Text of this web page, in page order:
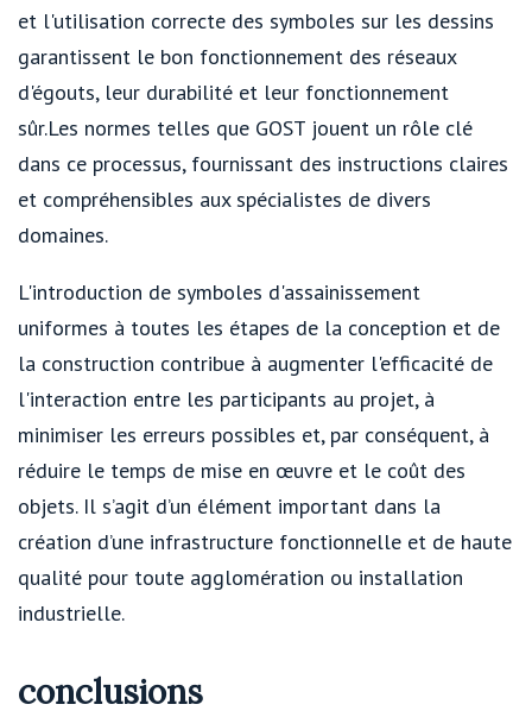
et l'utilisation correcte des symboles sur les dessins
garantissent le bon fonctionnement des réseaux
d'égouts, leur durabilité et leur fonctionnement
sûr.Les normes telles que GOST jouent un rôle clé
dans ce processus, fournissant des instructions claires
et compréhensibles aux spécialistes de divers
domaines.
L'introduction de symboles d'assainissement
uniformes à toutes les étapes de la conception et de
la construction contribue à augmenter l'efficacité de
l'interaction entre les participants au projet, à
minimiser les erreurs possibles et, par conséquent, à
réduire le temps de mise en œuvre et le coût des
objets. Il s’agit d’un élément important dans la
création d’une infrastructure fonctionnelle et de haute
qualité pour toute agglomération ou installation
industrielle.
conclusions